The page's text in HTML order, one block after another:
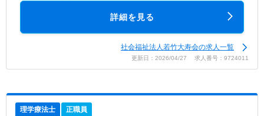
詳細を見る
社会福祉法人若竹大寿会の求人一覧
更新日：2026/04/27 求人番号：9724011
理学療法士 正職員